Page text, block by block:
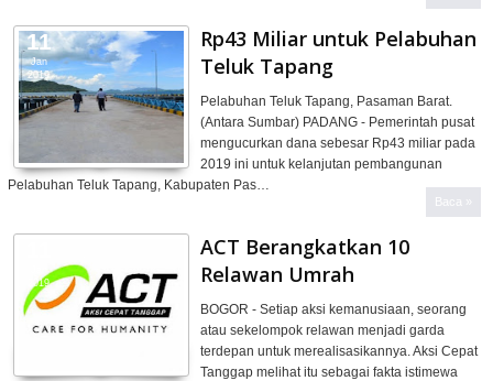
Rp43 Miliar untuk Pelabuhan
Teluk Tapang
Pelabuhan Teluk Tapang, Pasaman Barat.
(Antara Sumbar) PADANG - Pemerintah pusat
mengucurkan dana sebesar Rp43 miliar pada
2019 ini untuk kelanjutan pembangunan
Pelabuhan Teluk Tapang, Kabupaten Pas…
Baca »
11
Jan
2019
ACT Berangkatkan 10
Relawan Umrah
BOGOR - Setiap aksi kemanusiaan, seorang
atau sekelompok relawan menjadi garda
terdepan untuk merealisasikannya. Aksi Cepat
Tanggap melihat itu sebagai fakta istimewa
2019